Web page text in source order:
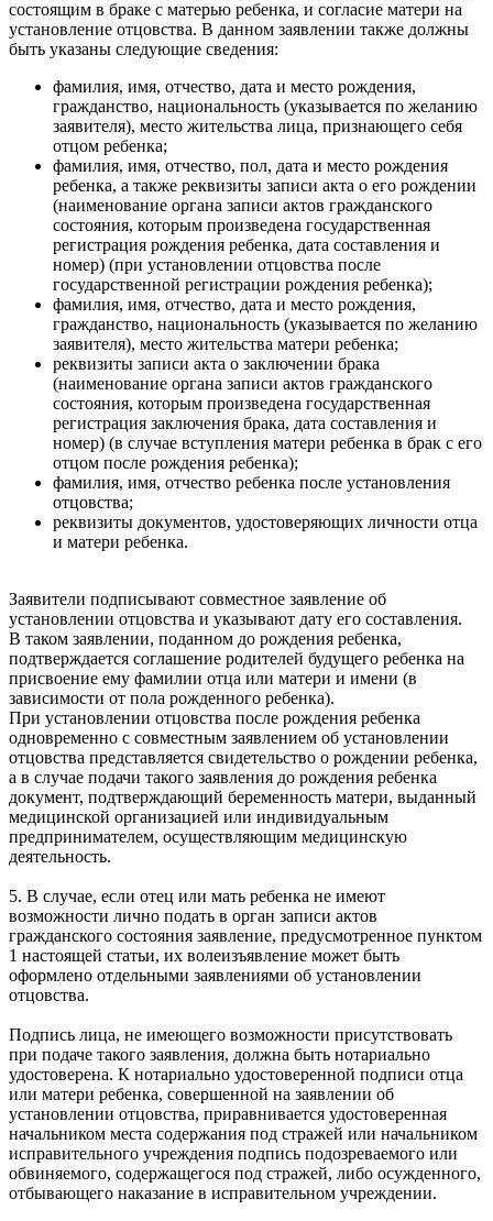
состоящим в браке с матерью ребенка, и согласие матери на
установление отцовства. В данном заявлении также должны
быть указаны следующие сведения:
фамилия, имя, отчество, дата и место рождения,
гражданство, национальность (указывается по желанию
заявителя), место жительства лица, признающего себя
отцом ребенка;
фамилия, имя, отчество, пол, дата и место рождения
ребенка, а также реквизиты записи акта о его рождении
(наименование органа записи актов гражданского
состояния, которым произведена государственная
регистрация рождения ребенка, дата составления и
номер) (при установлении отцовства после
государственной регистрации рождения ребенка);
фамилия, имя, отчество, дата и место рождения,
гражданство, национальность (указывается по желанию
заявителя), место жительства матери ребенка;
реквизиты записи акта о заключении брака
(наименование органа записи актов гражданского
состояния, которым произведена государственная
регистрация заключения брака, дата составления и
номер) (в случае вступления матери ребенка в брак с его
отцом после рождения ребенка);
фамилия, имя, отчество ребенка после установления
отцовства;
реквизиты документов, удостоверяющих личности отца
и матери ребенка.
Заявители подписывают совместное заявление об
установлении отцовства и указывают дату его составления.
В таком заявлении, поданном до рождения ребенка,
подтверждается соглашение родителей будущего ребенка на
присвоение ему фамилии отца или матери и имени (в
зависимости от пола рожденного ребенка).
При установлении отцовства после рождения ребенка
одновременно с совместным заявлением об установлении
отцовства представляется свидетельство о рождении ребенка,
а в случае подачи такого заявления до рождения ребенка
документ, подтверждающий беременность матери, выданный
медицинской организацией или индивидуальным
предпринимателем, осуществляющим медицинскую
деятельность.
5. В случае, если отец или мать ребенка не имеют
возможности лично подать в орган записи актов
гражданского состояния заявление, предусмотренное пунктом
1 настоящей статьи, их волеизъявление может быть
оформлено отдельными заявлениями об установлении
отцовства.
Подпись лица, не имеющего возможности присутствовать
при подаче такого заявления, должна быть нотариально
удостоверена. К нотариально удостоверенной подписи отца
или матери ребенка, совершенной на заявлении об
установлении отцовства, приравнивается удостоверенная
начальником места содержания под стражей или начальником
исправительного учреждения подпись подозреваемого или
обвиняемого, содержащегося под стражей, либо осужденного,
отбывающего наказание в исправительном учреждении.